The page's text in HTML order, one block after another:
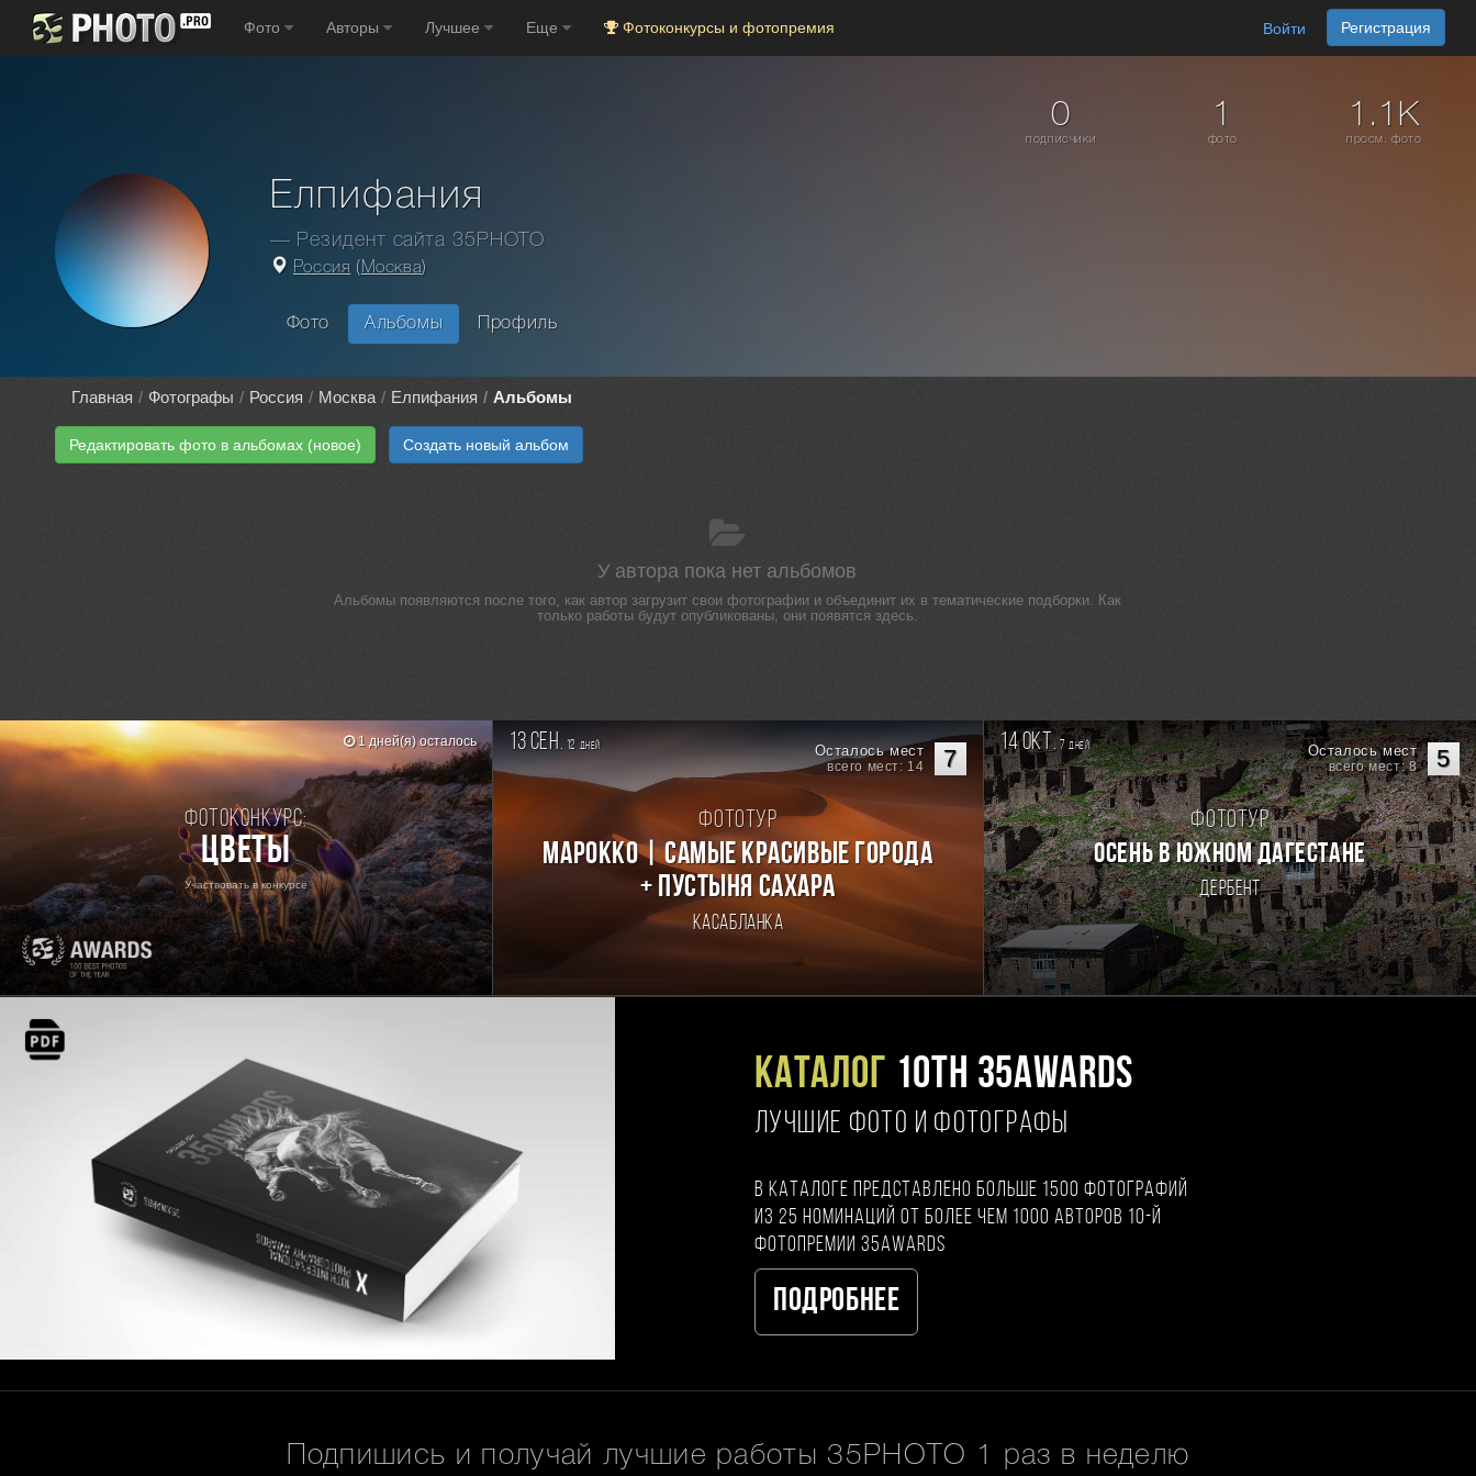
Фото Авторы Лучшее Еще Фотоконкурсы и фотопремия Войти Регистрация
0
подписчики
1
фото
1.1K
просм. фото
Елпифания
— Резидент сайта 35PHOTO
Россия ( Москва)
Фото Альбомы Профиль
Главная Фотографы Россия Москва Елпифания Альбомы
Редактировать фото в альбомах (новое) Создать новый альбом
У автора пока нет альбомов
Альбомы появляются после того, как автор загрузит свои фотографии и объединит их в тематические подборки. Как
только работы будут опубликованы, они появятся здесь.
Фотоконкурс:
Цветы
Участвовать в конкурсе
1 дней(я) осталось 13 сен. 12 дней 7
Осталось мест
всего мест: 14
Фототур
Марокко | Самые красивые города
+ пустыня Сахара
Касабланка
14 окт.7дней 5
Осталось мест
всего мест: 8
Фототур
Осень в Южном Дагестане
Дербент
Каталог 10TH 35AWARDS
ЛУЧШИЕ ФОТО И ФОТОГРАФЫ
В каталоге представлено больше 1500 фотографий
из 25 номинаций от более чем 1000 авторов 10-й
фотопремии 35AWARDS
Подробнее
Подпишись и получай лучшие работы 35PHOTO 1 раз в неделю